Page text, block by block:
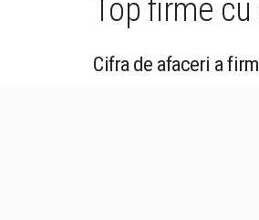
Top firme cu
Cifra de afaceri a